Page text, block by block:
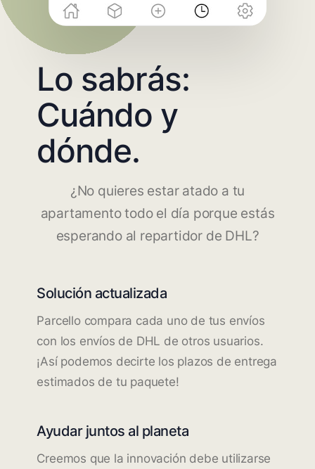
Lo sabrás:
Cuándo y
dónde.
¿No quieres estar atado a tu
apartamento todo el día porque estás
esperando al repartidor de DHL?
Solución actualizada
Parcello compara cada uno de tus envíos
con los envíos de DHL de otros usuarios.
¡Así podemos decirte los plazos de entrega
estimados de tu paquete!
Ayudar juntos al planeta
Creemos que la innovación debe utilizarse